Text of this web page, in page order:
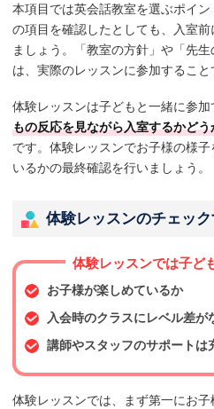
本項目では英会話教室を選ぶポイ
の項目を確認したとしても、入室
ましょう。「教室の方針」や「先生
は、実際のレッスンに参加すること
体験レッスンは子どもと一緒に参加
もの反応を見ながら入室するかど
です。体験レッスンでお子様の様
いるかの最終確認を行いましょう。
体験レッスンのチェッ
体験レッスンでは子ど
お子様が楽しめているか
入会時のクラスにレベル差が
講師やスタッフのサポートは
体験レッスンでは、まず第一にお